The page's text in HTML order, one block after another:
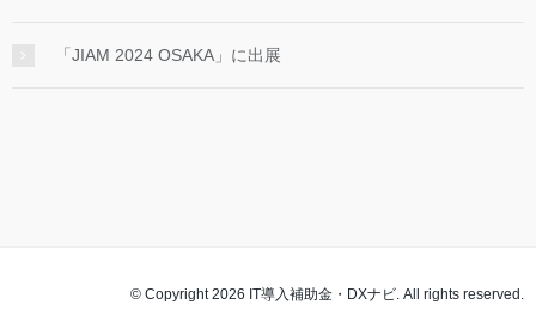
「JIAM 2024 OSAKA」に出展
© Copyright 2026 IT導入補助金・DXナビ. All rights reserved.